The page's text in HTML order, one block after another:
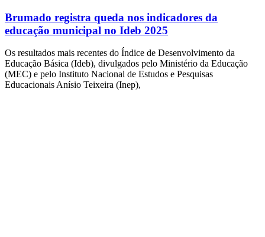
Brumado registra queda nos indicadores da
educação municipal no Ideb 2025
Os resultados mais recentes do Índice de Desenvolvimento da
Educação Básica (Ideb), divulgados pelo Ministério da Educação
(MEC) e pelo Instituto Nacional de Estudos e Pesquisas
Educacionais Anísio Teixeira (Inep),